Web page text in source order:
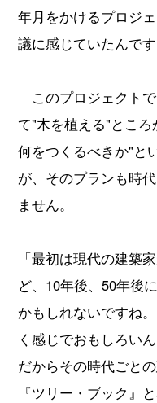
年月をかけるプロジ
議に感じていたんです
このプロジェクト
て"木を植える"とこ
何をつくるべきか"と
が、そのプランも時
ません。
「最初は現代の建築
ど、10年後、50年後
かもしれないですね
く感じでおもしろい
だからその時代ごと
『ツリー・ブック』